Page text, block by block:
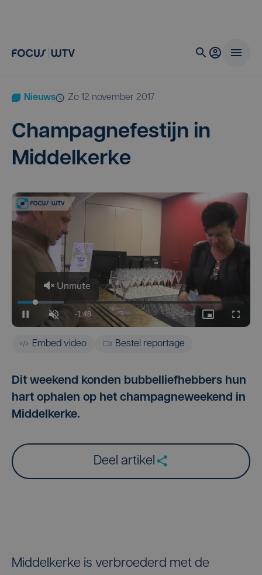
Nieuws zo 12 november 2017
Cham­pag­ne­fes­tijn in
Middelkerke
Embed video Bestel reportage
Dit weekend konden bubbelliefhebbers hun
hart ophalen op het champagneweekend in
Middelkerke.
Deel artikel
Middelkerke is verbroederd met de